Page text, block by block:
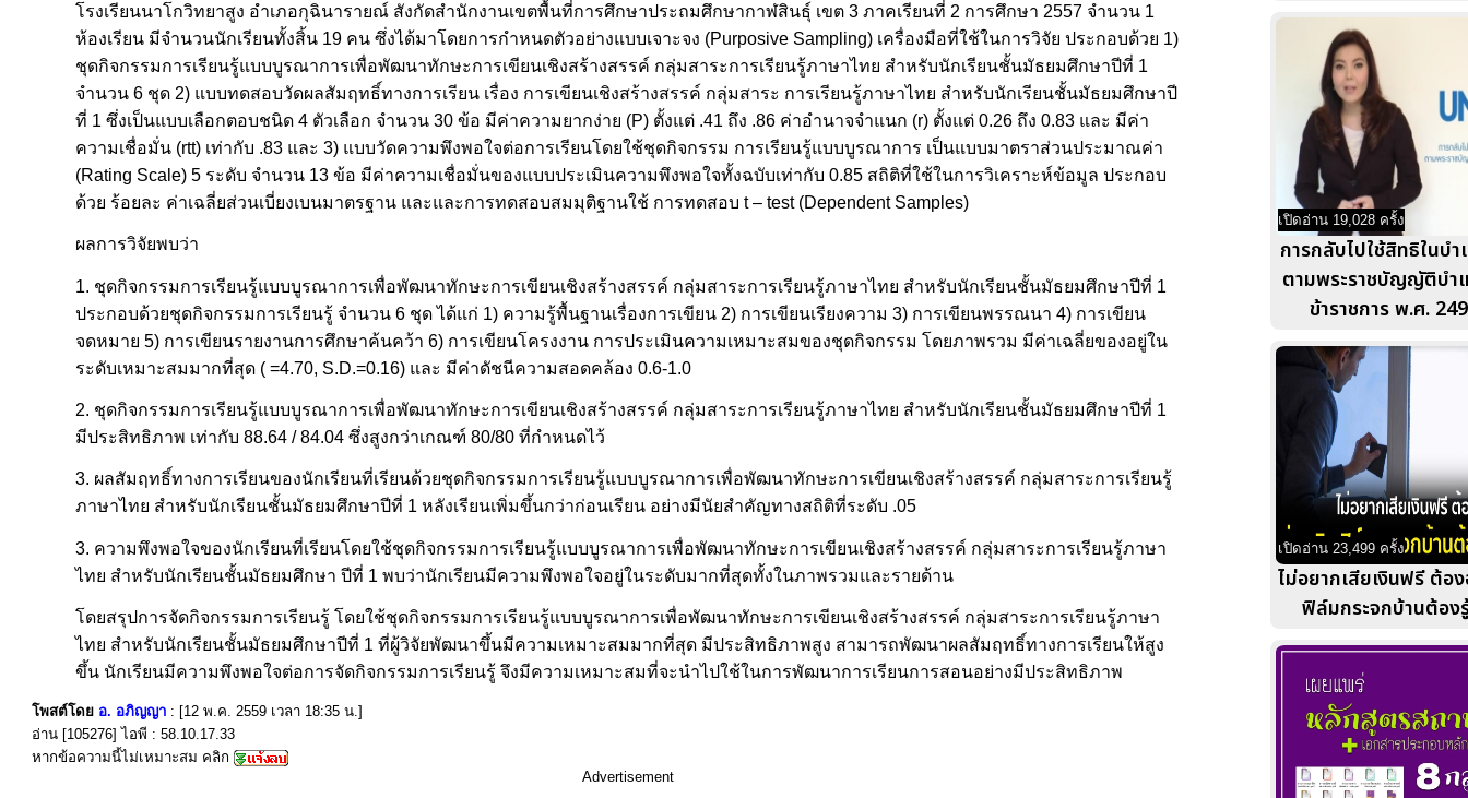
โรงเรียนนาโกวิทยาสูง อำเภอกุฉินารายณ์ สังกัดสำนักงานเขตพื้นที่การศึกษาประถมศึกษากาฬสินธุ์ เขต 3 ภาคเรียนที่ 2 การศึกษา 2557 จำนวน 1
ห้องเรียน มีจำนวนนักเรียนทั้งสิ้น 19 คน ซึ่งได้มาโดยการกำหนดตัวอย่างแบบเจาะจง (Purposive Sampling) เครื่องมือที่ใช้ในการวิจัย ประกอบด้วย 1)
ชุดกิจกรรมการเรียนรู้แบบบูรณาการเพื่อพัฒนาทักษะการเขียนเชิงสร้างสรรค์ กลุ่มสาระการเรียนรู้ภาษาไทย สำหรับนักเรียนชั้นมัธยมศึกษาปีที่ 1
จำนวน 6 ชุด 2) แบบทดสอบวัดผลสัมฤทธิ์ทางการเรียน เรื่อง การเขียนเชิงสร้างสรรค์ กลุ่มสาระ การเรียนรู้ภาษาไทย สำหรับนักเรียนชั้นมัธยมศึกษาปี
ที่ 1 ซึ่งเป็นแบบเลือกตอบชนิด 4 ตัวเลือก จำนวน 30 ข้อ มีค่าความยากง่าย (P) ตั้งแต่ .41 ถึง .86 ค่าอำนาจจำแนก (r) ตั้งแต่ 0.26 ถึง 0.83 และ มีค่า
ความเชื่อมั่น (rtt) เท่ากับ .83 และ 3) แบบวัดความพึงพอใจต่อการเรียนโดยใช้ชุดกิจกรรม การเรียนรู้แบบบูรณาการ เป็นแบบมาตราส่วนประมาณค่า
(Rating Scale) 5 ระดับ จำนวน 13 ข้อ มีค่าความเชื่อมั่นของแบบประเมินความพึงพอใจทั้งฉบับเท่ากับ 0.85 สถิติที่ใช้ในการวิเคราะห์ข้อมูล ประกอบ
ด้วย ร้อยละ ค่าเฉลี่ยส่วนเบี่ยงเบนมาตรฐาน และและการทดสอบสมมุติฐานใช้ การทดสอบ t – test (Dependent Samples)
ผลการวิจัยพบว่า
1. ชุดกิจกรรมการเรียนรู้แบบบูรณาการเพื่อพัฒนาทักษะการเขียนเชิงสร้างสรรค์ กลุ่มสาระการเรียนรู้ภาษาไทย สำหรับนักเรียนชั้นมัธยมศึกษาปีที่ 1
ประกอบด้วยชุดกิจกรรมการเรียนรู้ จำนวน 6 ชุด ได้แก่ 1) ความรู้พื้นฐานเรื่องการเขียน 2) การเขียนเรียงความ 3) การเขียนพรรณนา 4) การเขียน
จดหมาย 5) การเขียนรายงานการศึกษาค้นคว้า 6) การเขียนโครงงาน การประเมินความเหมาะสมของชุดกิจกรรม โดยภาพรวม มีค่าเฉลี่ยของอยู่ใน
ระดับเหมาะสมมากที่สุด ( =4.70, S.D.=0.16) และ มีค่าดัชนีความสอดคล้อง 0.6-1.0
2. ชุดกิจกรรมการเรียนรู้แบบบูรณาการเพื่อพัฒนาทักษะการเขียนเชิงสร้างสรรค์ กลุ่มสาระการเรียนรู้ภาษาไทย สำหรับนักเรียนชั้นมัธยมศึกษาปีที่ 1
มีประสิทธิภาพ เท่ากับ 88.64 / 84.04 ซึ่งสูงกว่าเกณฑ์ 80/80 ที่กำหนดไว้
3. ผลสัมฤทธิ์ทางการเรียนของนักเรียนที่เรียนด้วยชุดกิจกรรมการเรียนรู้แบบบูรณาการเพื่อพัฒนาทักษะการเขียนเชิงสร้างสรรค์ กลุ่มสาระการเรียนรู้
ภาษาไทย สำหรับนักเรียนชั้นมัธยมศึกษาปีที่ 1 หลังเรียนเพิ่มขึ้นกว่าก่อนเรียน อย่างมีนัยสำคัญทางสถิติที่ระดับ .05
3. ความพึงพอใจของนักเรียนที่เรียนโดยใช้ชุดกิจกรรมการเรียนรู้แบบบูรณาการเพื่อพัฒนาทักษะการเขียนเชิงสร้างสรรค์ กลุ่มสาระการเรียนรู้ภาษา
ไทย สำหรับนักเรียนชั้นมัธยมศึกษา ปีที่ 1 พบว่านักเรียนมีความพึงพอใจอยู่ในระดับมากที่สุดทั้งในภาพรวมและรายด้าน
โดยสรุปการจัดกิจกรรมการเรียนรู้ โดยใช้ชุดกิจกรรมการเรียนรู้แบบบูรณาการเพื่อพัฒนาทักษะการเขียนเชิงสร้างสรรค์ กลุ่มสาระการเรียนรู้ภาษา
ไทย สำหรับนักเรียนชั้นมัธยมศึกษาปีที่ 1 ที่ผู้วิจัยพัฒนาขึ้นมีความเหมาะสมมากที่สุด มีประสิทธิภาพสูง สามารถพัฒนาผลสัมฤทธิ์ทางการเรียนให้สูง
ขึ้น นักเรียนมีความพึงพอใจต่อการจัดกิจกรรมการเรียนรู้ จึงมีความเหมาะสมที่จะนำไปใช้ในการพัฒนาการเรียนการสอนอย่างมีประสิทธิภาพ
โพสต์โดย อ. อภิญญา : [12 พ.ค. 2559 เวลา 18:35 น.]
อ่าน [105276] ไอพี : 58.10.17.33
หากข้อความนี้ไม่เหมาะสม คลิก
Advertisement
เปิดอ่าน 19,028 ครั้ง
การกลับไปใช้สิทธิในบ
ตามพระราชบัญญัติบำ
ข้าราชการ พ.ศ.
เปิดอ่าน 23,499 ครั้ง
ไม่อยากเสียเงินฟรี ต้อ
ฟิล์มกระจกบ้านต้อง